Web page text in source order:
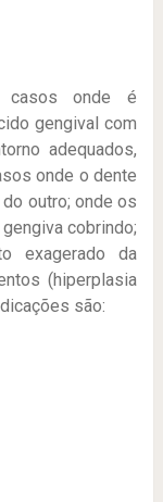
casos onde é
gengival com
adequados,
onde o dente
outro; onde os
cobrindo;
exagerado da
(hiperplasia
são: